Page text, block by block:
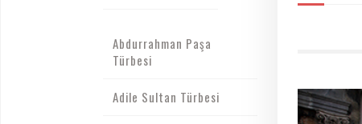
Abdurrahman Paşa
Türbesi
Adile Sultan Türbesi